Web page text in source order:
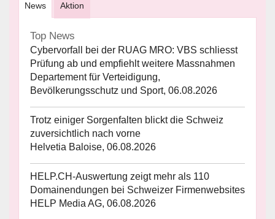
News Aktion
Top News
Cybervorfall bei der RUAG MRO: VBS schliesst
Prüfung ab und empfiehlt weitere Massnahmen
Departement für Verteidigung,
Bevölkerungsschutz und Sport, 06.08.2026
Trotz einiger Sorgenfalten blickt die Schweiz
zuversichtlich nach vorne
Helvetia Baloise, 06.08.2026
HELP.CH-Auswertung zeigt mehr als 110
Domainendungen bei Schweizer Firmenwebsites
HELP Media AG, 06.08.2026